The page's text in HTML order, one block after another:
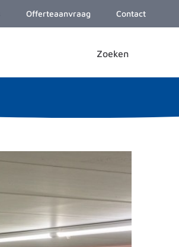
Offerteaanvraag Contact